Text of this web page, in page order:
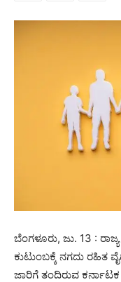
ಬೆಂಗಳೂರು, ಜು. 13 :
ಕುಟುಂಬಕ್ಕೆ ನಗದು ರಹಿತ
ಜಾರಿಗೆ ತಂದಿರುವ